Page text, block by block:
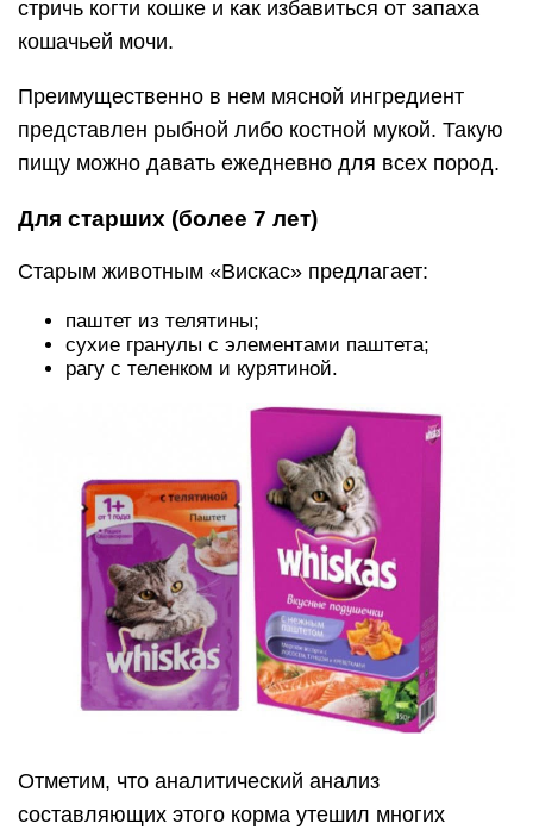
стричь когти кошке и как избавиться от запаха
кошачьей мочи.
Преимущественно в нем мясной ингредиент
представлен рыбной либо костной мукой. Такую
пищу можно давать ежедневно для всех пород.
Для старших (более 7 лет)
Старым животным «Вискас» предлагает:
паштет из телятины;
сухие гранулы с элементами паштета;
рагу с теленком и курятиной.
Отметим, что аналитический анализ
составляющих этого корма утешил многих